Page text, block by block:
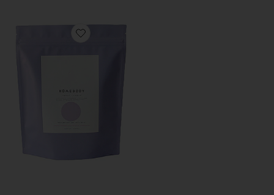
Favorite SABONETE LÍQUIDO PARA BANHO